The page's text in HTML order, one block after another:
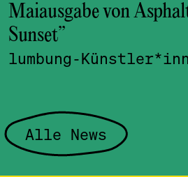
Maiausgabe von
Sunset”
lumbung-
Alle News